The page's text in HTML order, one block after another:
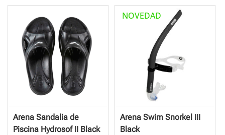
tiene
múltiples
variantes.
opciones
se
pueden
en
Arena Sandalia de
Piscina Hydrosof II Black
NOVEDAD
Arena Swim Snorkel III
Black